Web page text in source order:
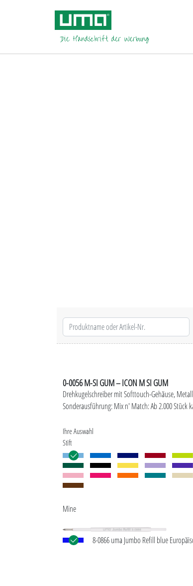
0-0056 M-SI GUM – ICON M SI GUM
Drehkugelschreiber mit Softtouch-Gehäuse,
Sonderausführung: Mix n' Match: Ab 2.000
Ihre Auswahl
Stift
Mine
8-0866 uma Jumbo Refill blue